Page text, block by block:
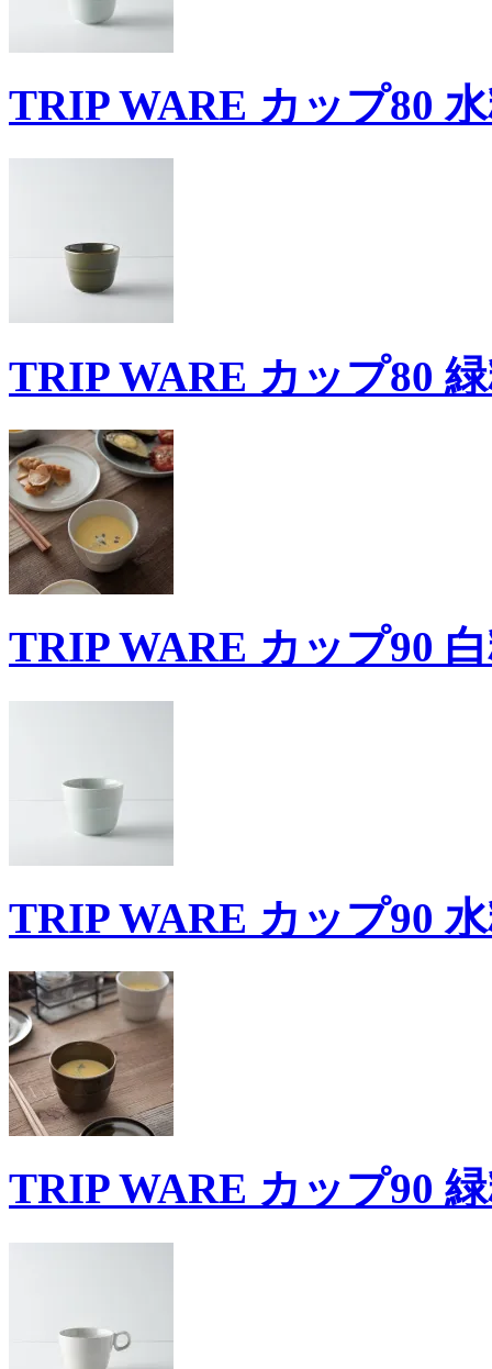
TRIP WARE カップ80
TRIP WARE カップ80
TRIP WARE カップ90
TRIP WARE カップ90
TRIP WARE カップ90